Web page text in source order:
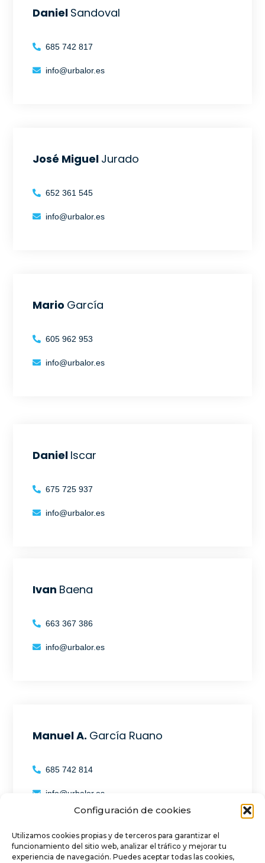
Configuración de cookies
Utilizamos cookies propias y de terceros para garantizar el
funcionamiento del sitio web, analizar el tráfico y mejorar tu
experiencia de navegación. Puedes aceptar todas las cookies,
Daniel Sandoval
685 742 817
info@urbalor.es
José Miguel Jurado
652 361 545
info@urbalor.es
Mario García
605 962 953
info@urbalor.es
Daniel Iscar
675 725 937
info@urbalor.es
Ivan Baena
663 367 386
info@urbalor.es
Manuel A. García Ruano
685 742 814
info@urbalor.es